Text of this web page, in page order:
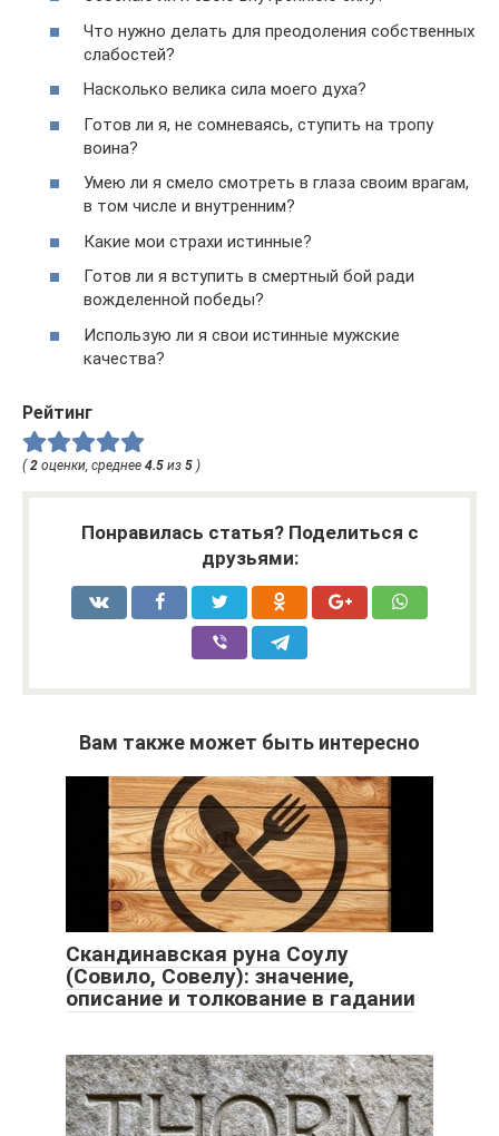
Что нужно делать для преодоления собственных
слабостей?
Насколько велика сила моего духа?
Готов ли я, не сомневаясь, ступить на тропу
воина?
Умею ли я смело смотреть в глаза своим врагам,
в том числе и внутренним?
Какие мои страхи истинные?
Готов ли я вступить в смертный бой ради
вожделенной победы?
Использую ли я свои истинные мужские
качества?
Рейтинг
(2 оценки, среднее 4.5 из 5 )
Понравилась статья? Поделиться с
друзьями:
Вам также может быть интересно
Скандинавская руна Соулу
(Совило, Совелу): значение,
описание и толкование в гадании